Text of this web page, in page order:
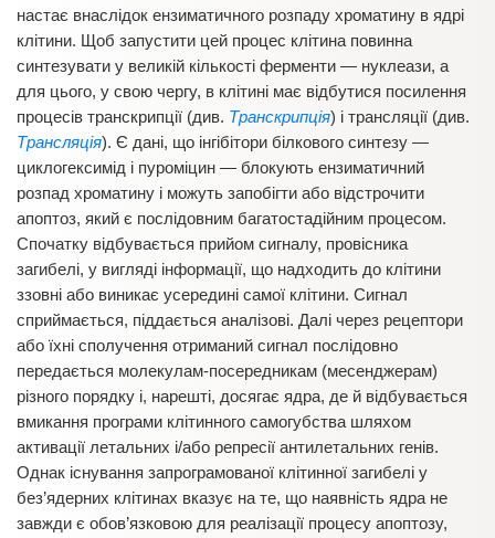
настає внаслідок ензиматичного розпаду хроматину в ядрі
клітини. Щоб запустити цей процес клітина повинна
синтезувати у великій кількості ферменти — нуклеази, а
для цього, у свою чергу, в клітині має відбутися посилення
процесів транскрипції (див. Транскрипція) і трансляції (див.
Трансляція). Є дані, що інгібітори білкового синтезу —
циклогексимід і пуроміцин — блокують ензиматичний
розпад хроматину і можуть запобігти або відстрочити
апоптоз, який є послідовним багатостадійним процесом.
Спочатку відбувається прийом сигналу, провісника
загибелі, у вигляді інформації, що надходить до клітини
ззовні або виникає усередині самої клітини. Сигнал
сприймається, піддається аналізові. Далі через рецептори
або їхні сполучення отриманий сигнал послідовно
передається молекулам-посередникам (месенджерам)
різного порядку і, нарешті, досягає ядра, де й відбувається
вмикання програми клітинного самогубства шляхом
активації летальних і/або репресії антилетальних генів.
Однак існування запрограмованої клітинної загибелі у
без’ядерних клітинах вказує на те, що наявність ядра не
завжди є обов’язковою для реалізації процесу апоптозу,